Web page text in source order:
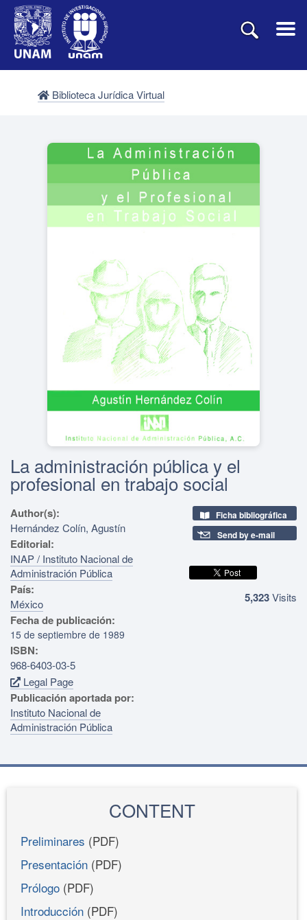
Biblioteca Jurídica Virtual
La administración pública y el
profesional en trabajo social
Author(s):
Hernández Colín, Agustín
Editorial:
INAP / Instituto Nacional de
Administración Pública
País:
México
Fecha de publicación:
15 de septiembre de 1989
ISBN:
968-6403-03-5
Legal Page
Publicación aportada por:
Instituto Nacional de
Administración Pública
Ficha bibliográfica
Send by e-mail
5,323Visits
CONTENT
Preliminares (PDF)
Presentación (PDF)
Prólogo (PDF)
Introducción (PDF)